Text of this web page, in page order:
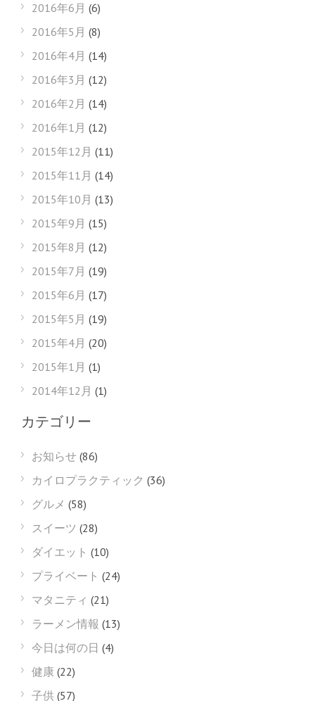
2016年6月 (6)
2016年5月 (8)
2016年4月 (14)
2016年3月 (12)
2016年2月 (14)
2016年1月 (12)
2015年12月 (11)
2015年11月 (14)
2015年10月 (13)
2015年9月 (15)
2015年8月 (12)
2015年7月 (19)
2015年6月 (17)
2015年5月 (19)
2015年4月 (20)
2015年1月 (1)
2014年12月 (1)
カテゴリー
お知らせ (86)
カイロプラクティック (36)
グルメ (58)
スイーツ (28)
ダイエット (10)
プライベート (24)
マタニティ (21)
ラーメン情報 (13)
今日は何の日 (4)
健康 (22)
子供 (57)